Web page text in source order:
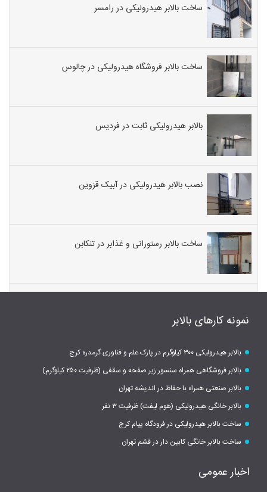
ساخت بالابر هیدرولیکی در رامسر
ساخت بالابر فروشگاه هیدرولیکی در چالوس
بالابر هیدرولیکی ثابت در فردیس
نصب بالابر هیدرولیکی در آبیک قزوین
ساخت بالابر رستورانی و غذابر در تنکابن
نمونه کارهای بالابر
بالابر هیدرولیکی ۳۰۰ کیلوگرم در پارک علم و فناوری گرمدره کرج
بالابر فروشگاهی همراه سنسور زیر صفحه و سقفی (ظرفیت ۲۵۰ کیلوگرم)
بالابر صنعتی همراه با حفاظ در اندیشه تهران
بالابر خانگی هیدرولیکی (هوم لیفت) ظرفیت ۳ نفر
ساخت بالابر هیدرولیکی در فرودگاه پیام کرج
ساخت بالابر خانگی کابین دار در فشم تهران
اخبار عمومی